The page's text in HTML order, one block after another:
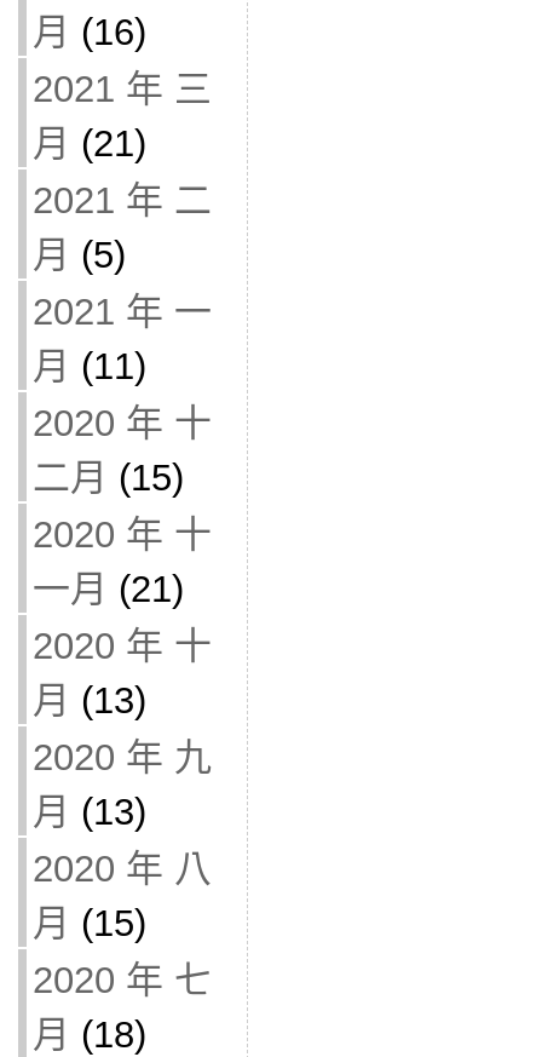
月 (16)
2021 年 三
月 (21)
2021 年 二
月 (5)
2021 年 一
月 (11)
2020 年 十
二月 (15)
2020 年 十
一月 (21)
2020 年 十
月 (13)
2020 年 九
月 (13)
2020 年 八
月 (15)
2020 年 七
月 (18)